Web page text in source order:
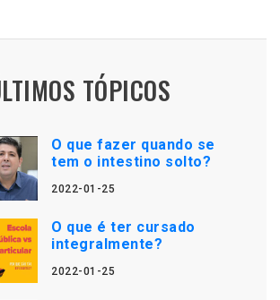
TÓPICOS
O que fazer quando se
tem o intestino solto?
2022-01-25
O que é ter cursado
integralmente?
2022-01-25